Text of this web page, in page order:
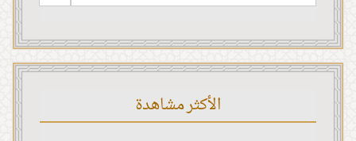
الأكثر مشاهدة